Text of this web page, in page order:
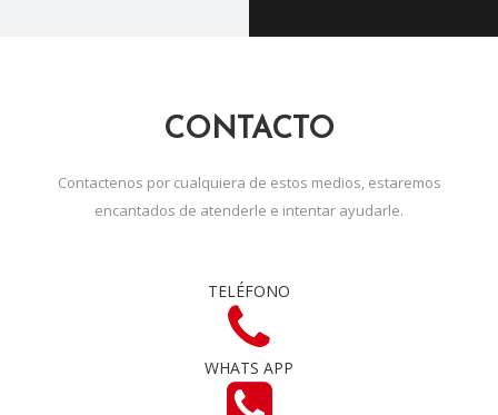
CONTACTO
Contactenos por cualquiera de estos medios, estaremos
encantados de atenderle e intentar ayudarle.
TELÉFONO
WHATS APP